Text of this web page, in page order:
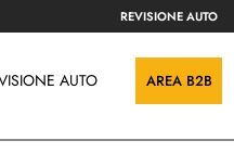
REVISIONE AUTO
AUTO AREA B2B